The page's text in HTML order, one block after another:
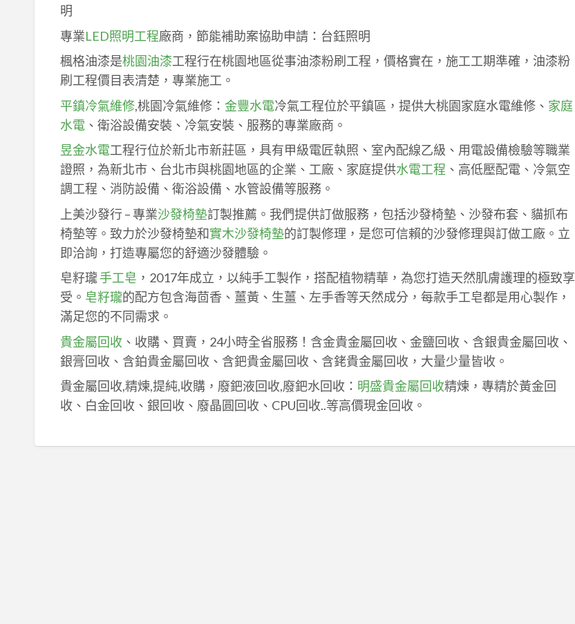
明
專業LED照明工程廠商，節能補助案協助申請：台鈺照明
楓格油漆是桃園油漆工程行在桃園地區從事油漆粉刷工程，價格實在，施工工期準確，油漆粉
刷工程價目表清楚，專業施工。
平鎮冷氣維修,桃園冷氣維修： 金豐水電冷氣工程位於平鎮區，提供大桃園家庭水電維修、 家庭
水電、衛浴設備安裝、冷氣安裝、服務的專業廠商。
昱金水電工程行位於新北市新莊區，具有甲級電匠執照、室內配線乙級、用電設備檢驗等職業
證照，為新北市、台北市與桃園地區的企業、工廠、家庭提供水電工程 、高低壓配電、冷氣空
調工程、消防設備、衛浴設備、水管設備等服務。
上美沙發行 – 專業沙發椅墊訂製推薦。我們提供訂做服務，包括沙發椅墊、沙發布套、貓抓布
椅墊等。致力於沙發椅墊和實木沙發椅墊的訂製修理，是您可信賴的沙發修理與訂做工廠。立
即洽詢，打造專屬您的舒適沙發體驗。
皂籽瓏手工皂 ，2017年成立，以純手工製作，搭配植物精華，為您打造天然肌膚護理的極致享
受。 皂籽瓏的配方包含海茴香、薑黃、生薑、左手香等天然成分，每款手工皂都是用心製作，
滿足您的不同需求。
貴金屬回收、收購、買賣，24小時全省服務！含金貴金屬回收、金鹽回收、含銀貴金屬回收、
銀膏回收、含鉑貴金屬回收、含鈀貴金屬回收、含銠貴金屬回收，大量少量皆收。
貴金屬回收,精煉,提純,收購，廢鈀液回收,廢鈀水回收： 明盛貴金屬回收精煉，專精於黃金回
收、白金回收、銀回收、廢晶圓回收、CPU回收..等高價現金回收。